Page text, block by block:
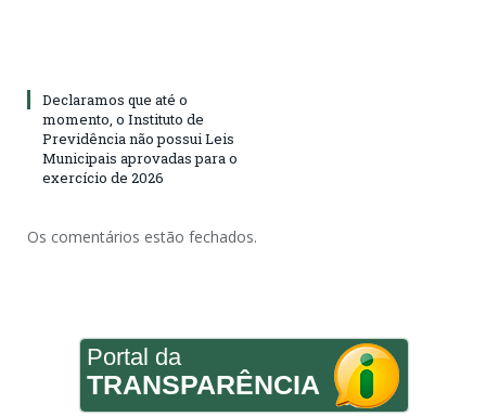
Declaramos que até o
momento, o Instituto de
Previdência não possui Leis
Municipais aprovadas para o
exercício de 2026
Os comentários estão fechados.
Portal da
TRANSPARÊNCIA